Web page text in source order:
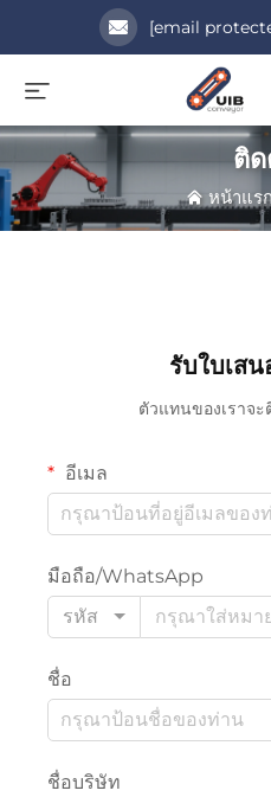
[email
ติ
หน้าแรก
รับใบเส
ตัวแทนของเราจ
อีเมล
มือถือ/WhatsApp
รหัส
ชื่อ
ชื่อบริษัท